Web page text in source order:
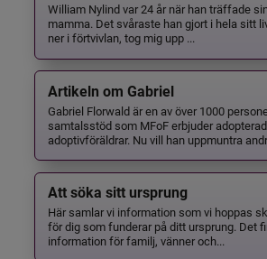
William Nylind var 24 år när han träffade
mamma. Det svåraste han gjort i hela sitt
ner i förtvivlan, tog mig upp ...
Artikeln om Gabriel
Gabriel Florwald är en av över 1000
samtalsstöd som MFoF erbjuder
adoptivföräldrar. Nu vill han uppmuntra
Att söka sitt ursprung
Här samlar vi information som vi hoppas
för dig som funderar på ditt ursprung. Det
information för familj, vänner och...